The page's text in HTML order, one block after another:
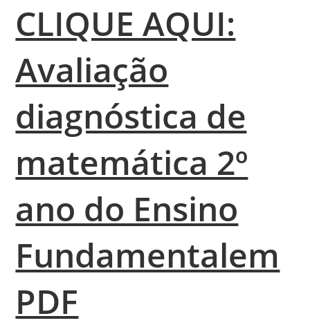
CLIQUE AQUI:
Avaliação
diagnóstica de
matemática 2º
ano do Ensino
Fundamentalem
PDF